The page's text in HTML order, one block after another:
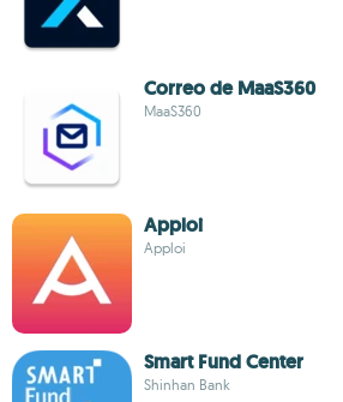
Correo de MaaS360
MaaS360
Apploi
Apploi
Smart Fund Center
Shinhan Bank